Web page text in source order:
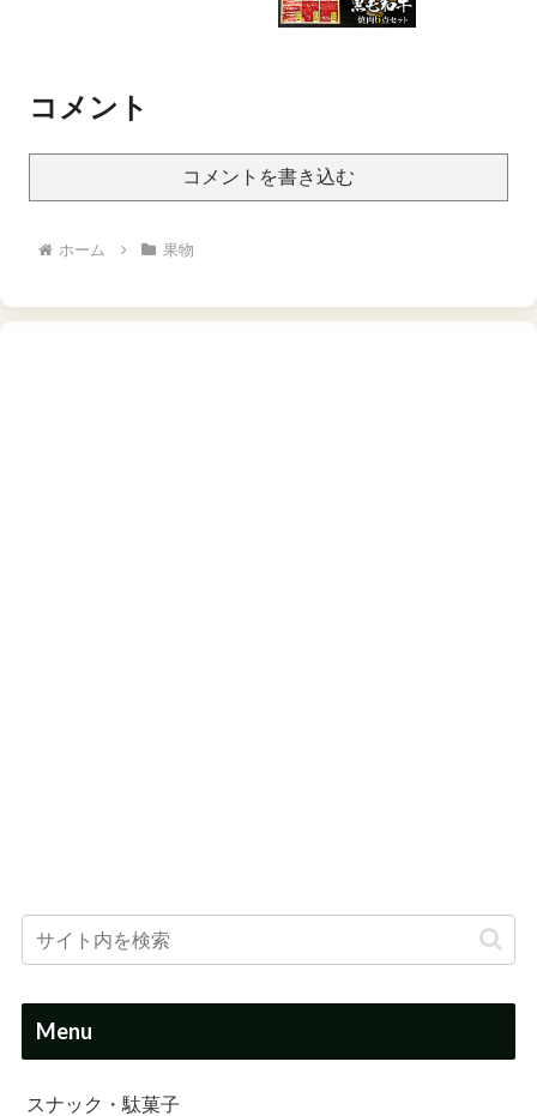
い 内祝い 誕生日
コメント
コメントを書き込む
ホーム 果物
Menu
スナック・駄菓子